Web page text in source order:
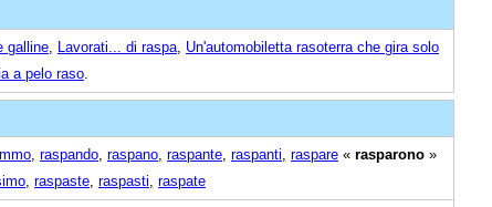
galline Lavorati... di raspa Un'automobiletta rasoterra che gira solo
a pelo raso
raspando raspano raspante raspanti raspare « rasparono »
raspaste raspasti raspate